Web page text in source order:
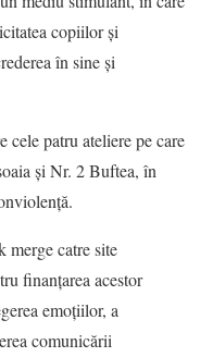
copiilor și
în sine și
cele patru ateliere pe care
și Nr. 2 Buftea, în
catre site
finanțarea acestor
emoțiilor, a
comunicării